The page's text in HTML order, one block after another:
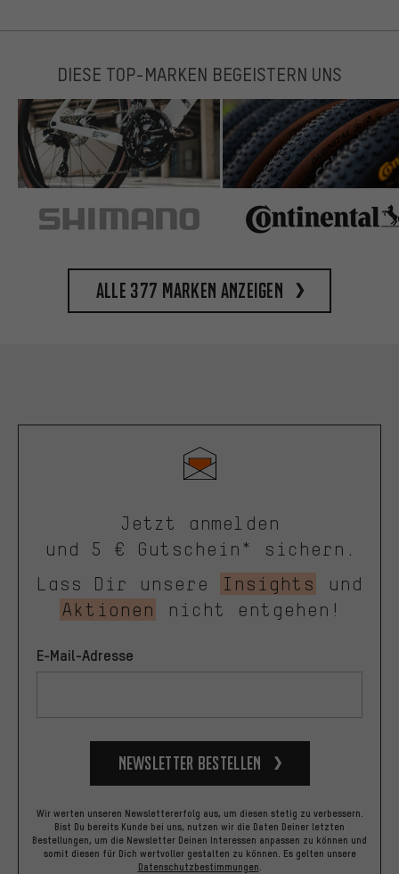
DIESE TOP-MARKEN BEGEISTERN UNS
Alle 377 Marken anzeigen
Jetzt anmelden
und 5 € Gutschein* sichern.
Lass Dir unsere
Insights
und
Aktionen
nicht entgehen!
E-Mail-Adresse
Newsletter bestellen
Wir werten unseren Newslettererfolg aus, um diesen stetig zu verbessern.
Bist Du bereits Kunde bei uns, nutzen wir die Daten Deiner letzten
Bestellungen, um die Newsletter Deinen Interessen anpassen zu können und
somit diesen für Dich wertvoller gestalten zu können. Es gelten unsere
Datenschutzbestimmungen.